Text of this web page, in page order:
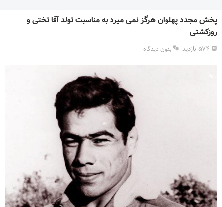
پخش مجدد پهلوان هرگز نمی میرد به مناسبت تولد آقا تختی و
روزکشتی
۵۷۴ بازدید بدون دیدگاه